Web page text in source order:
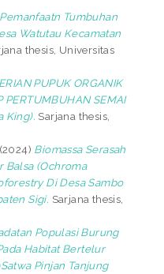
Pemanfaatn Tumbuhan
Watutau Kecamatan
thesis, Universitas
PUPUK ORGANIK
PERTUMBUHAN SEMAI
King). Sarjana thesis,
(2024) Biomassa Serasah
Balsa (Ochroma
Di Desa Sambo
Sigi. Sarjana thesis,
Populasi Burung
Habitat Bertelur
Pinjan Tanjung